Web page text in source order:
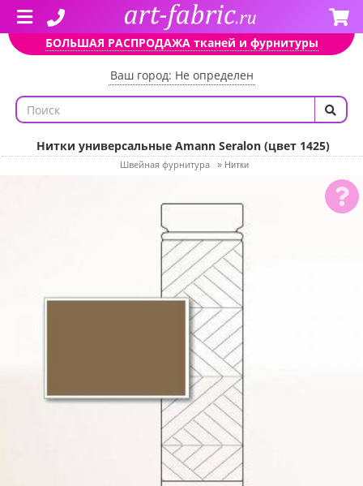
БОЛЬШАЯ РАСПРОДАЖА тканей и фурнитуры
Ваш город: Не определен
Нитки универсальные Amann Seralon (цвет 1425)
Швейная фурнитура » Нитки